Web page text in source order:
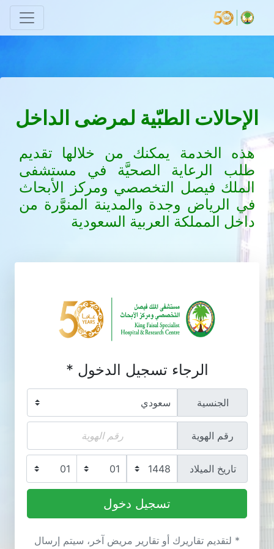
الإحالات الطبّية لمرضى الداخل
هذه الخدمة يمكنك من خلالها تقديم
طلب الرعاية الصحيَّة في مستشفى
الملك فيصل التخصصي ومركز الأبحاث
في الرياض وجدة والمدينة المنوَّرة من
داخل المملكة العربية السعودية
الرجاء تسجيل الدخول *
الجنسية
رقم الهوية
تاريخ الميلاد
* لتقديم تقاريرك أو تقارير مريض آخر، سيتم إرسال